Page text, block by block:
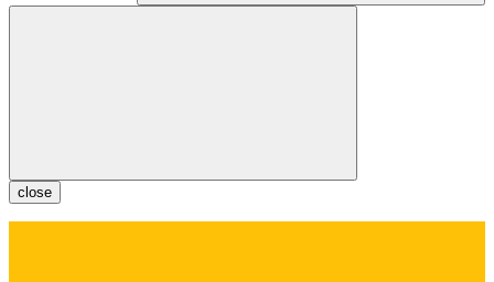
close